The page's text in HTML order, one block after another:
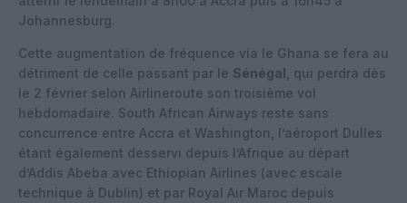
Johannesburg.
Cette augmentation de fréquence via le Ghana se fera au
détriment de celle passant par le Sénégal , qui perdra dès
le 2 février selon Airlineroute son troisième vol
hebdomadaire. South African Airways reste sans
concurrence entre Accra et Washington, l’aéroport Dulles
étant également desservi depuis l’Afrique au départ
d’Addis Abeba avec Ethiopian Airlines (avec escale
technique à Dublin) et par Royal Air Maroc depuis